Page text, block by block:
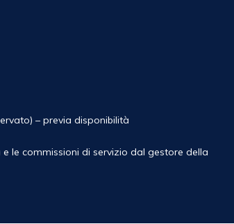
– previa disponibilità
le commissioni di servizio dal gestore della